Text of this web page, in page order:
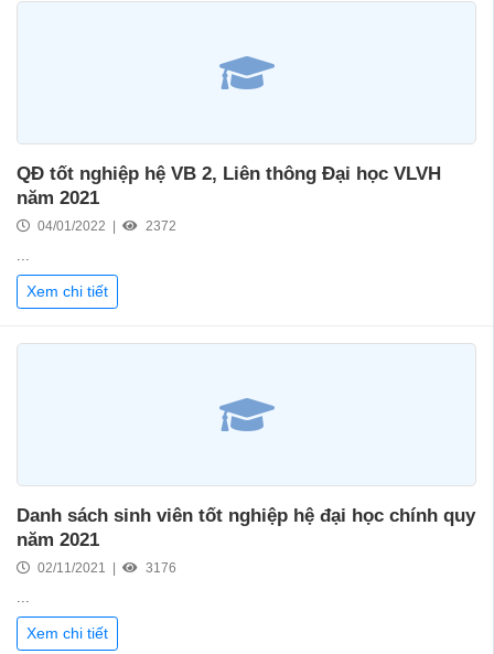
QĐ tốt nghiệp hệ VB 2, Liên thông Đại học VLVH
năm 2021
04/01/2022 | 2372
...
Xem chi tiết
Danh sách sinh viên tốt nghiệp hệ đại học chính quy
năm 2021
02/11/2021 | 3176
...
Xem chi tiết